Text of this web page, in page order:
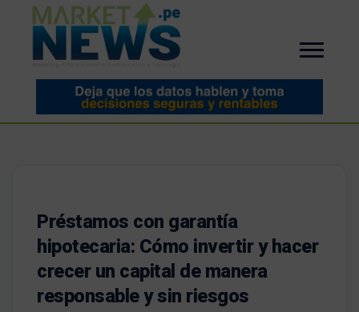
Préstamos con garantía
hipotecaria: Cómo invertir y hacer
crecer un capital de manera
responsable y sin riesgos